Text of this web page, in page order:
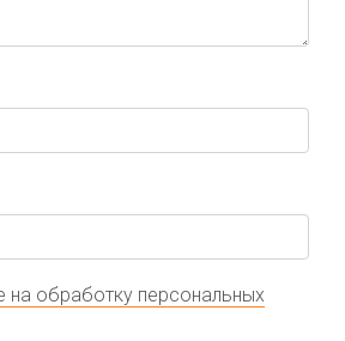
на обработку персональных